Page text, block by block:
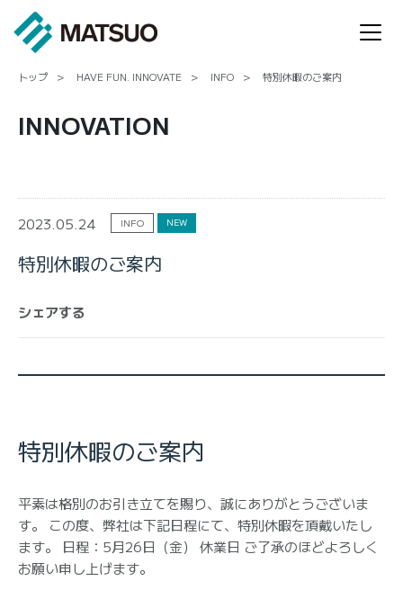
トップ HAVE FUN. INNOVATE INFO 特別休暇のご案内
INNOVATION
2023.05.24 INFO NEW
特別休暇のご案内
シェアする
特別休暇のご案内
平素は格別のお引き立てを賜り、誠にありがとうございま
す。 この度、弊社は下記日程にて、特別休暇を頂戴いたし
ます。 日程：5月26日（金） 休業日 ご了承のほどよろしく
お願い申し上げます。